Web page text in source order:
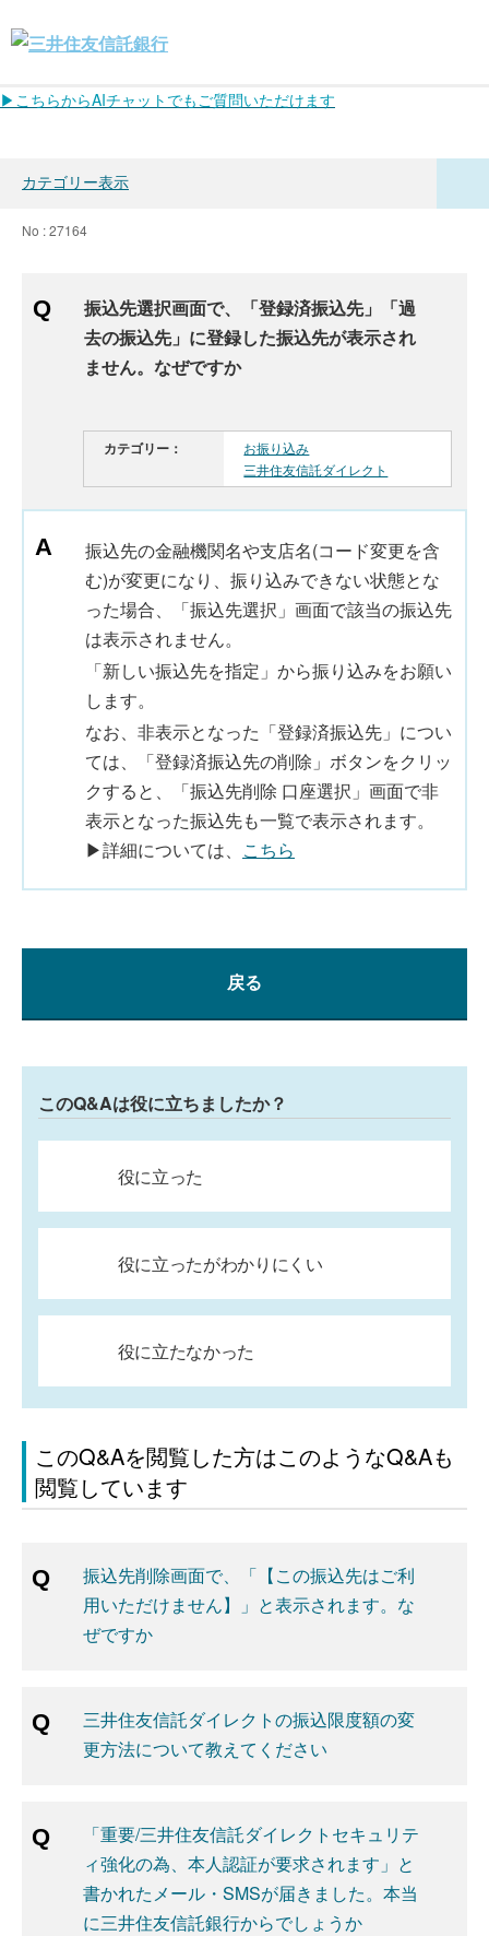
▶こちらからAIチャットでもご質問いただけます
カテゴリー表示
No : 27164
振込先選択画面で、「登録済振込先」「過
去の振込先」に登録した振込先が表示され
ません。なぜですか
カテゴリー：
お振り込み
三井住友信託ダイレクト
振込先の金融機関名や支店名(コード変更を含
む)が変更になり、振り込みできない状態とな
った場合、「振込先選択」画面で該当の振込先
は表示されません。
「新しい振込先を指定」から振り込みをお願い
します。
なお、非表示となった「登録済振込先」につい
ては、「登録済振込先の削除」ボタンをクリッ
クすると、「振込先削除 口座選択」画面で非
表示となった振込先も一覧で表示されます。
▶詳細については、 こちら
戻る
このQ&Aは役に立ちましたか？
役に立った
役に立ったがわかりにくい
役に立たなかった
このQ&Aを閲覧した方はこのようなQ&Aも
閲覧しています
振込先削除画面で、「【この振込先はご利
用いただけません】」と表示されます。な
ぜですか
三井住友信託ダイレクトの振込限度額の変
更方法について教えてください
「重要/三井住友信託ダイレクトセキュリテ
ィ強化の為、本人認証が要求されます」と
書かれたメール・SMSが届きました。本当
に三井住友信託銀行からでしょうか